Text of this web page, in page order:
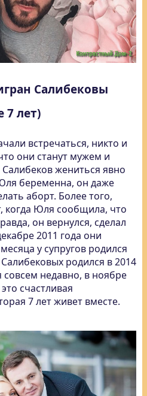
Салибековы
7 лет)
встречаться, никто и
они станут мужем и
жениться явно
беременна, он даже
аборт. Более того,
когда Юля сообщила, что
он вернулся, сделал
2011 года они
у супругов родился
родился в 2014
совсем недавно, в ноябре
счастливая
7 лет живет вместе.